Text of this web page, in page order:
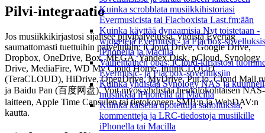
Kuinka scrobblata musiikkihistoriasi
Evermusicista tai Flacboxista Last.fm:ään
Kuinka käyttää dynaamisia Nyt toistetaan -
widgetejä Evermusic- ja Flacbox-
iPhonella ja Macilla
Vaiheittainen opas: iCloud-kirjastosi
Evermusic- ja Flacbox-sovelluksiin
Kuinka yhdistää Synology NAS ja
musiikkia iPhonella tai Macilla
Kuinka katsella upotettuja sanoituksia,
kommentteja ja LRC-tiedostoja musiikille
iPhonella tai Macilla
Pilvi-integraatio
Jos musiikkikirjastosi sijaitsee pilvipalvelussa, yhdistä Evertag
saumattomasti tuettuihin palveluihin: iCloud Drive, Google Drive,
Dropbox, OneDrive, Box, MEGA, Yandex.Disk, pCloud, Synology
Drive, MediaFire, WD My Cloud Home, InfiniCLOUD
(TeraCLOUD), HiDrive, OpenDrive, MyDrive, Put.io, Cloud
ja Baidu Pan (百度网盘). Voit myös yhdistää henkilökohtaisen NAS-
laitteen, Apple Time Capsulen tai tietokoneen SMB:n ja WebDAV:n
kautta.